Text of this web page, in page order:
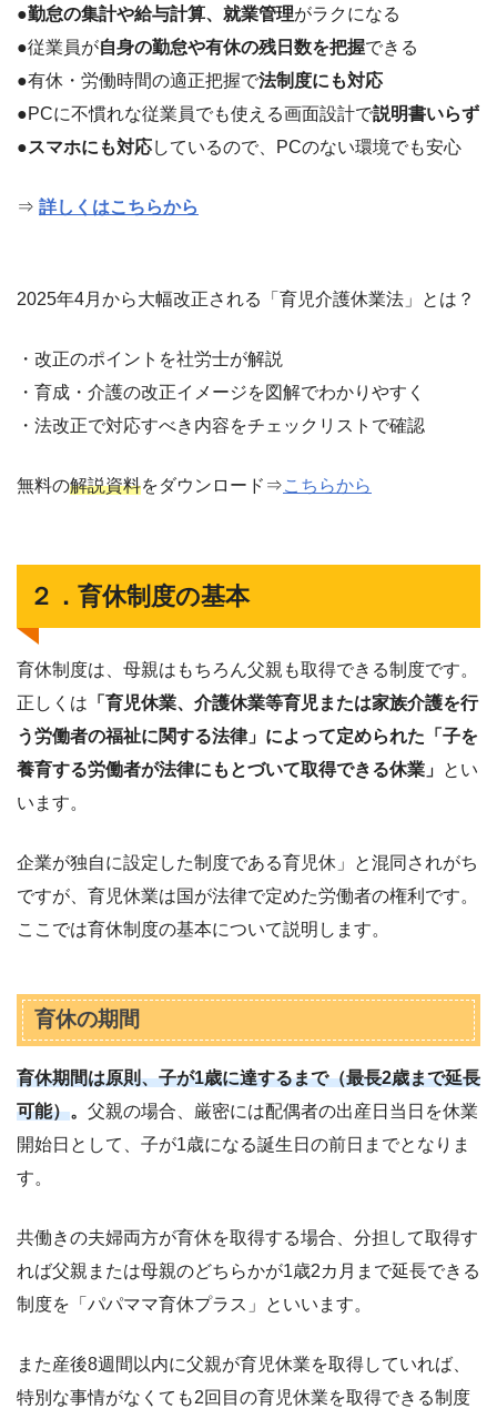
●勤怠の集計や給与計算、就業管理がラクになる
●従業員が自身の勤怠や有休の残日数を把握できる
●有休・労働時間の適正把握で法制度にも対応
●PCに不慣れな従業員でも使える画面設計で説明書いらず
●スマホにも対応しているので、PCのない環境でも安心
⇒ 詳しくはこちらから
2025年4月から大幅改正される「育児介護休業法」とは？
・改正のポイントを社労士が解説
・育成・介護の改正イメージを図解でわかりやすく
・法改正で対応すべき内容をチェックリストで確認
無料の解説資料をダウンロード⇒こちらから
２．育休制度の基本
育休制度は、母親はもちろん父親も取得できる制度です。
正しくは 「育児休業、介護休業等育児または家族介護を行
う労働者の福祉に関する法律」によって定められた「子を
養育する労働者が法律にもとづいて取得できる休業」 とい
います。
企業が独自に設定した制度である育児休」と混同されがち
ですが、育児休業は国が法律で定めた労働者の権利です。
ここでは育休制度の基本について説明します。
育休の期間
育休期間は原則、子が1歳に達するまで（最長2歳まで延長
可能）。 父親の場合、厳密には配偶者の出産日当日を休業
開始日として、子が1歳になる誕生日の前日までとなりま
す。
共働きの夫婦両方が育休を取得する場合、分担して取得す
れば父親または母親のどちらかが1歳2カ月まで延長できる
制度を「パパママ育休プラス」といいます。
また産後8週間以内に父親が育児休業を取得していれば、
特別な事情がなくても2回目の育児休業を取得できる制度